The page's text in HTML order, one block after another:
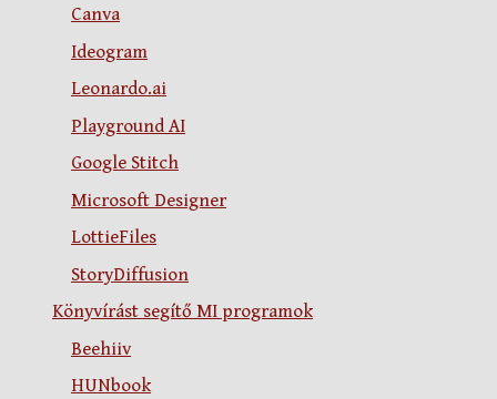
Canva
Ideogram
Leonardo.ai
Playground AI
Google Stitch
Microsoft Designer
LottieFiles
StoryDiffusion
Könyvírást segítő MI programok
Beehiiv
HUNbook